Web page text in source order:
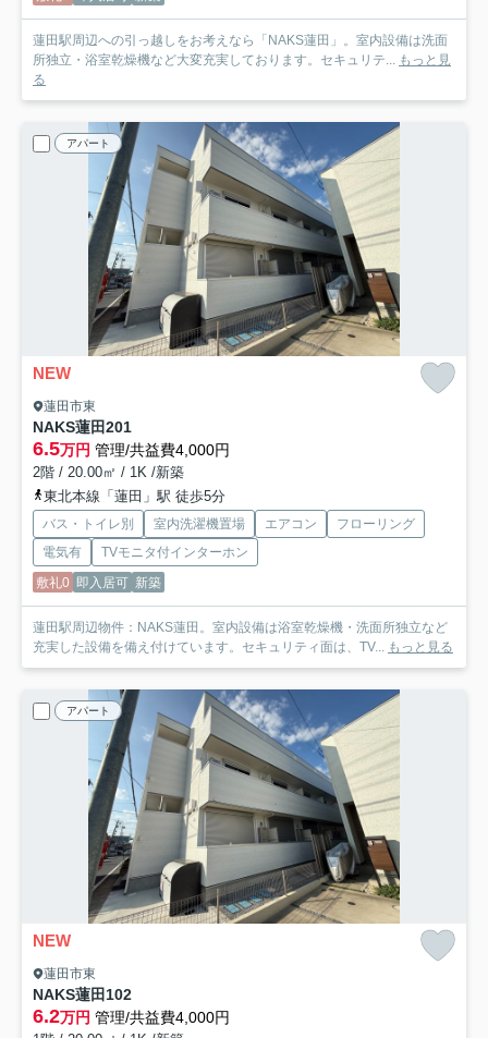
蓮田駅周辺への引っ越しをお考えなら「NAKS蓮田」。室内設備は洗面
所独立・浴室乾燥機など大変充実しております。セキュリテ... もっと見
る
アパート
NEW
蓮田市東
NAKS蓮田201
6.5万円 管理/共益費4,000円
2階 / 20.00㎡ / 1K /新築
東北本線「蓮田」駅 徒歩5分
バス・トイレ別 室内洗濯機置場 エアコン
フローリング
電気有
TVモニタ付インターホン
敷礼0 即入居可 新築
蓮田駅周辺物件：NAKS蓮田。室内設備は浴室乾燥機・洗面所独立など
充実した設備を備え付けています。セキュリティ面は、TV... もっと見る
アパート
NEW
蓮田市東
NAKS蓮田 102
6.2万円 管理/共益費4,000円